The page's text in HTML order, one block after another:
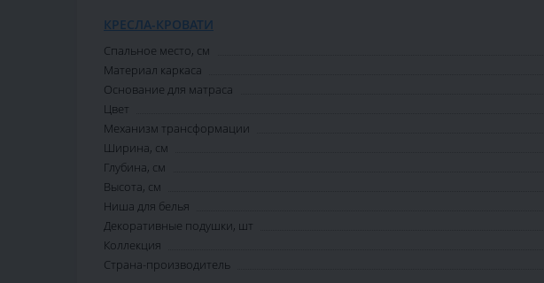
КРЕСЛА-КРОВАТИ
Спальное место, см
Материал каркаса
Основание для матраса
Цвет
Механизм трансформации
Ширина, см
Глубина, см
Высота, см
Ниша для белья
Декоративные подушки, шт
Коллекция
Страна-производитель